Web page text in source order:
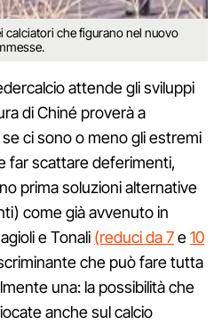
calciatori che figurano nel nuovo
attende gli sviluppi
di Chiné proverà a
ci sono o meno gli estremi
far scattare deferimenti,
prima soluzioni alternative
come già avvenuto in
e Tonali (reduci da 7e10
che può fare tutta
una: la possibilità che
anche sul calcio